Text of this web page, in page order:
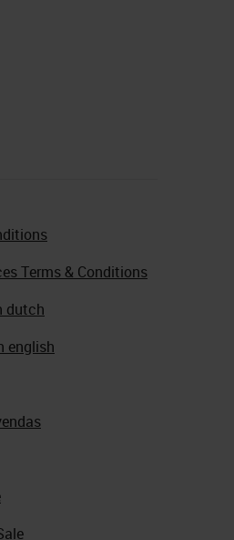
Terms & Conditions
dutch
english